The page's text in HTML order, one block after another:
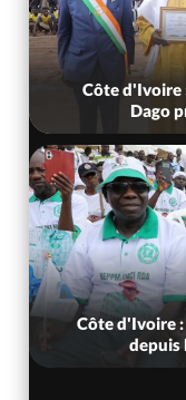
Côte d'Ivoire
Dago
Côte d'Ivoire
depuis